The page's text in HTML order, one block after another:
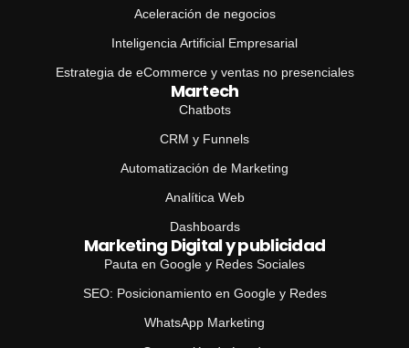
Aceleración de negocios
Inteligencia Artificial Empresarial
Estrategia de eCommerce y ventas no presenciales
Martech
Chatbots
CRM y Funnels
Automatización de Marketing
Analítica Web
Dashboards
Marketing Digital y publicidad
Pauta en Google y Redes Sociales
SEO: Posicionamiento en Google y Redes
WhatsApp Marketing